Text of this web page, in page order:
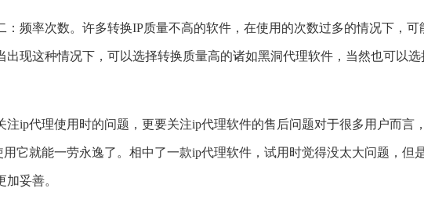
率次数。许多转换IP质量不高的软件，在使用的次数过多的情况下，可
出现这种情况下，可以选择转换质量高的诸如黑洞代理软件，当然也可以
代理使用时的问题，更要关注ip代理软件的售后问题对于很多用户而言
它就能一劳永逸了。相中了一款ip代理软件，试用时觉得没太大问题，但
妥善。